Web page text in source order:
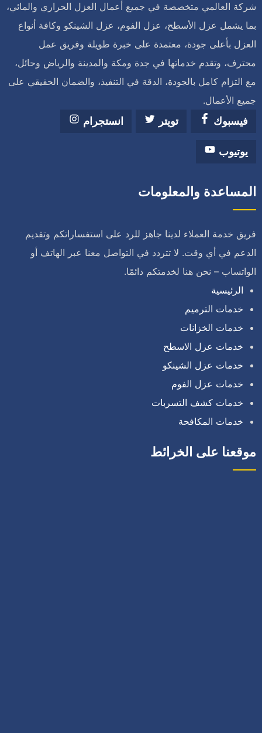
شركة العالمي متخصصة في جميع أعمال العزل الحراري والمائي،
بما يشمل عزل الأسطح، عزل الفوم، عزل الشينكو وكافة أنواع
العزل بأعلى جودة، معتمدة على خبرة طويلة وفريق عمل
محترف، وتقدم خدماتها في جدة ومكة والمدينة والرياض وحائل،
مع التزام كامل بالجودة، الدقة في التنفيذ، والضمان الحقيقي على
جميع الأعمال.
فيسبوك
تويتر انستجرام
يوتيوب
المساعدة والمعلومات
فريق خدمة العملاء لدينا جاهز للرد على استفساراتكم وتقديم
الدعم في أي وقت. لا تتردد في التواصل معنا عبر الهاتف أو
الواتساب – نحن هنا لخدمتكم دائمًا.
الرئيسية
خدمات الترميم
خدمات الخزانات
خدمات عزل الاسطح
خدمات عزل الشينكو
خدمات عزل الفوم
خدمات كشف التسربات
خدمات المكافحة
موقعنا على الخرائط